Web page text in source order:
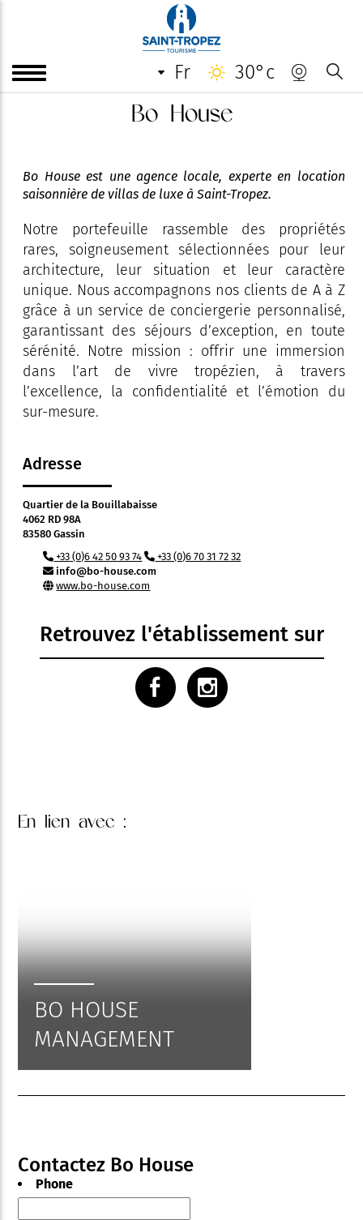
fr 30°c
Bo House
Bo House est une agence locale, experte en location
saisonnière de villas de luxe à Saint-Tropez.
Notre portefeuille rassemble des propriétés
rares, soigneusement sélectionnées pour leur
architecture, leur situation et leur caractère
unique. Nous accompagnons nos clients de A à Z
grâce à un service de conciergerie personnalisé,
garantissant des séjours d’exception, en toute
sérénité. Notre mission : offrir une immersion
dans l’art de vivre tropézien, à travers
l’excellence, la confidentialité et l’émotion du
sur-mesure.
Adresse
Quartier de la Bouillabaisse
4062 RD 98A
83580 Gassin
+33 (0)6 42 50 93 74
+33 (0)6 70 31 72 32
info@bo-house.com
www.bo-house.com
Retrouvez l'établissement sur
En lien avec :
BO HOUSE
MANAGEMENT
Contactez Bo House
Phone